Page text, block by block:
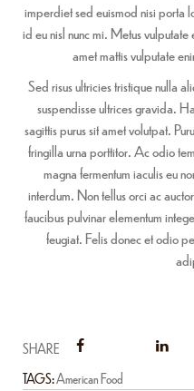
imperdiet sed euismod nisi porta
id eu nisl nunc mi. Metus
amet mattis vulputate
Sed risus ultricies tristique nulla
suspendisse ultrices gravida.
sagittis purus sit amet volutpat.
fringilla urna porttitor. Ac odio
magna fermentum iaculis eu
interdum. Non tellus orci ac
faucibus pulvinar elementum
feugiat. Felis donec et odio
SHARE
TAGS:American Food